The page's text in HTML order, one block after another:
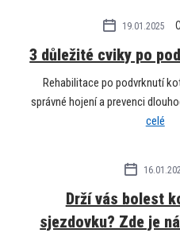
19.01.2025
3 důležité cviky po
Rehabilitace po podvrknutí
správné hojení a prevenci
celé
Drží vás bolest
sjezdovku? Zde je